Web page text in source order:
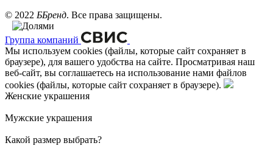
© 2022 ББренд. Все права защищены.
Группа компаний
Мы используем cookies (файлы, которые сайт сохраняет в
браузере), для вашего удобства на сайте. Просматривая наш
веб-сайт, вы соглашаетесь на использование нами файлов
cookies (файлы, которые сайт сохраняет в браузере).
Женские украшения
Мужские украшения
Какой размер выбрать?